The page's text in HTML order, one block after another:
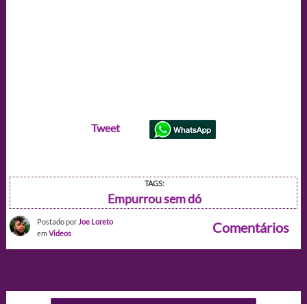
Tweet
TAGS:
Empurrou sem dó
Postado por Joe Loreto
emVideos Comentários